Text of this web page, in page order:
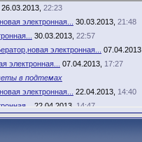
26.03.2013, 22:23
электронная... 30.03.2013, 21:48
30.03.2013, 22:57
электронная...
электронная... 07.04.2013, 17:27
в подтемах
электронная... 22.04.2013, 14:40
22.04.2013, 14:47
электронная...